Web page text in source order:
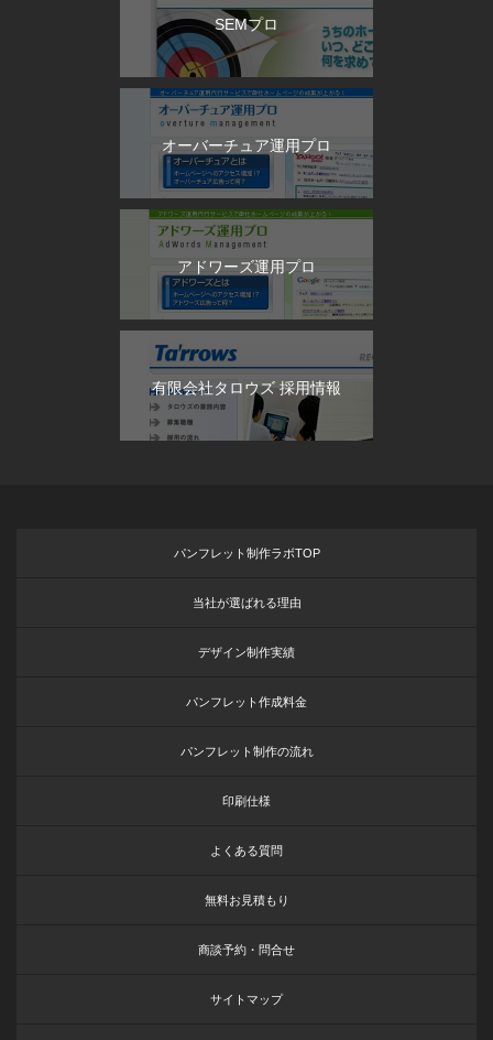
SEMプロ
オーバーチュア運用プロ
アドワーズ運用プロ
有限会社タロウズ 採用情報
パンフレット制作ラボTOP
当社が選ばれる理由
デザイン制作実績
パンフレット作成料金
パンフレット制作の流れ
印刷仕様
よくある質問
無料お見積もり
商談予約・問合せ
サイトマップ